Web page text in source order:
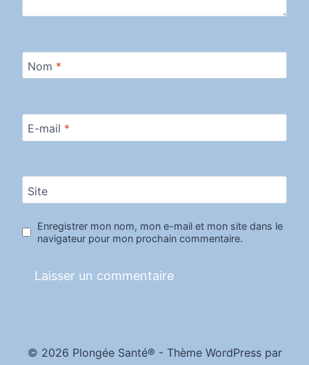
Nom *
E-mail *
Site
Enregistrer mon nom, mon e-mail et mon site dans le
navigateur pour mon prochain commentaire.
© 2026 Plongée Santé® - Thème WordPress par